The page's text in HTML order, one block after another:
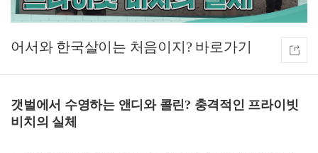
어서와 한국살이는 처음이지?
갯벌에서 수영하는 앤디와 콜린? 충격적인 프라이빗
비치의 실체